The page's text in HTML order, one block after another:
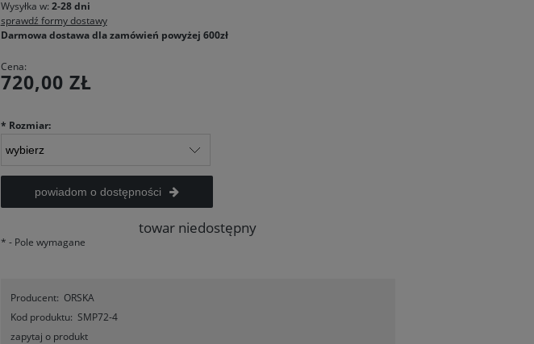
Wysyłka w: 2-28 dni
sprawdź formy dostawy
Darmowa dostawa dla zamówień powyżej 600zł
Cena:
720,00 ZŁ
* Rozmiar:
powiadom o dostępności
towar niedostępny
* - Pole wymagane
Producent: ORSKA
Kod produktu: SMP72-4
zapytaj o produkt